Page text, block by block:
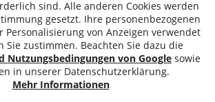
Sebworld
auf ProvenExpert.com
sind. Alle anderen Cookies werden
gesetzt. Ihre personenbezogenen
Personalisierung von Anzeigen verwendet
Sie zustimmen. Beachten Sie dazu die
Nutzungsbedingungen von Google sowie
in unserer Datenschutzerklärung.
Mehr Informationen